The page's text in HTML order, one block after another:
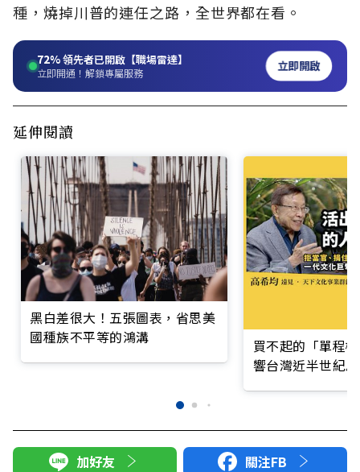
種，燒掉川普的連任之路，全世界都在看。
72%領先者已開啟【職場雷達】
立即開通！解鎖專屬服務 立即開啟
延伸閱讀
黑白差很大！五張圖表，省思美
國種族不平等的鴻溝
買不起的「單程
響台灣近半世紀
加好友 關注FB